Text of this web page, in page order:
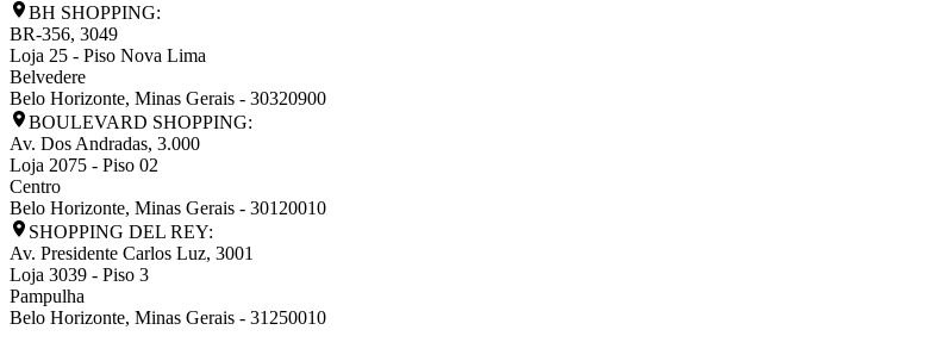
BH SHOPPING:
BR-356, 3049
Loja 25 - Piso Nova Lima
Belvedere
Belo Horizonte, Minas Gerais - 30320900
BOULEVARD SHOPPING:
Av. Dos Andradas, 3.000
Loja 2075 - Piso 02
Centro
Belo Horizonte, Minas Gerais - 30120010
SHOPPING DEL REY:
Av. Presidente Carlos Luz, 3001
Loja 3039 - Piso 3
Pampulha
Belo Horizonte, Minas Gerais - 31250010